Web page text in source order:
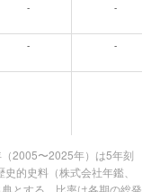
- -
- -
2005〜2025年）は5年刻
的史料（株式会社年鑑、
とする。比率は各期の総発